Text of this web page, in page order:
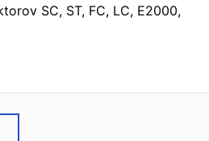
SC, ST, FC, LC, E2000,